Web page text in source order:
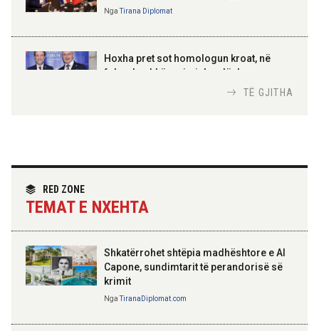
100-vjetori i themelimit të
Urdhrit të Skënderbeut
NgaTirana Diplomat
Hoxha pret sot homologun kroat, në
fokus bashkëpunimi dypalësh
partneritetit strategjik
TË GJITHA
RED ZONE
TEMAT E NXEHTA
Shkatërrohet shtëpia madhështore e Al
Capone, sundimtarit të perandorisë së
krimit
NgaTiranaDiplomat.com